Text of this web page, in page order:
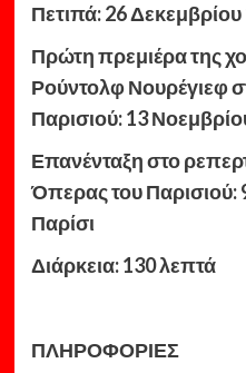
Πετιπά: 26
Πρώτη πρεμιέρα της
Ρούντολφ Νουρέγιεφ
Παρισιού: 13
Επανένταξη στο
Όπερας του Παρισιού:
Παρίσι
Διάρκεια: 130 λεπτά
ΠΛΗΡΟΦΟΡΙΕΣ